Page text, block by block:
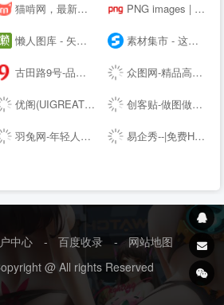
猫啃网，最新最全的可免费商用中文字体下载网站！喵啃~ PNG images | 100 000+ Free PNG images
懒人图库 - 矢量图,JS代码,网页素材 - 学会偷懒，懒出境界！ 素材集市 - 这里的素材有点酷！
古田路9号-品牌创意/版权保护平台 众图网-精品高清设计图库-提供商用图片素材下载
优阁(UIGREAT) - UI设计师学习交流社区 创客贴-做图做视频必备_会打字就能做设计，商用有版权
羽兔网-年轻人都在用的自学设计平台 易企秀--|免费H5页面制作|作图工具|海量邀请函模板|创意营销平台
中心 - 百度收录 -
网站地图
@ All rights Reserved